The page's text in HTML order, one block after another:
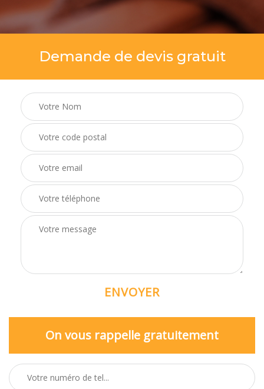
Demande de devis gratuit
On vous rappelle gratuitement